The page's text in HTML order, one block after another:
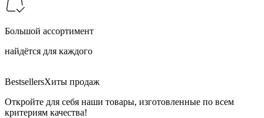
Большой ассортимент
найдётся для каждого
BestsellersХиты продаж
Откройте для себя наши товары, изготовленные по всем
критериям качества!